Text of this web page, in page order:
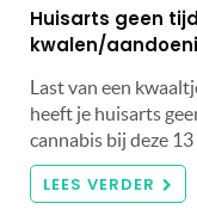
Huisarts geen
kwalen/
Last van een
heeft je huisarts
cannabis bij deze
LEES VERDER